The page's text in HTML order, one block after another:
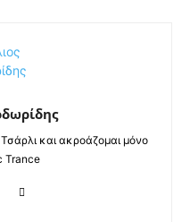
και ακροάζομαι μόνο
Trance